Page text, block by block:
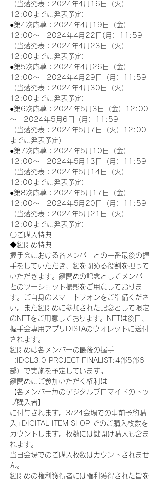
（当落発表：2024年4月16日（火）
12:00までに発表予定）
●第4次応募：2024年4月19日（金）
12:00～　2024年4月22日(月）11:59
（当落発表：2024年4月23日（火）
12:00までに発表予定）
●第5次応募：2024年4月26日（金）
12:00～　2024年4月29日（月）11:59
（当落発表：2024年4月30日（火）
12:00までに発表予定）
●第6次応募：2024年5月3日（金）12:00
～　2024年5月6日（月）11:59
（当落発表：2024年5月7日（火）12:00
までに発表予定）
●第7次応募：2024年5月10日（金）
12:00～　2024年5月13日（月）11:59
（当落発表：2024年5月14日（火）
12:00までに発表予定）
●第8次応募：2024年5月17日（金）
12:00～　2024年5月20日（月）11:59
（当落発表：2024年5月21日（火）
12:00までに発表予定）
〇ご購入特典
◆鍵閉め特典
握手会における各メンバーとの一番最後の握
手をしていただき、鍵を閉める役割を担って
いただきます。鍵閉めの記念としてメンバー
とのツーショット撮影をご用意しておりま
す。ご自身のスマートフォンをご準備くださ
い。また鍵閉めに参加された記念として限定
のNFTをご用意しております。NFTは後日、
握手会専用アプリDISTAのウォレットに送付
されます。
鍵閉めは各メンバーの最後の握手
（IDOL3.0 PROJECT FINALIST:4部5部6
部）で実施を予定しています。
鍵閉めにご参加いただく権利は
【各メンバー毎のデジタルブロマイドのトッ
プ購入者】
に付与されます。3/24会場での事前予約購
入+DIGITAL ITEM SHOP でのご購入枚数を
カウントします。枚数には鍵開け購入も含ま
れます。
当日会場でのご購入枚数はカウントされませ
ん。
鍵閉めの権利獲得者には権利獲得された旨を